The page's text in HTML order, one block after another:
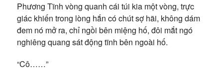
Phương Tĩnh vòng quanh cái túi kia một vòng, trực
giác khiến trong lòng hắn có chút sợ hãi, không dám
đem nó mở ra, chỉ ngồi bên miệng hố, đôi mắt ngó
nghiêng quang sát động tĩnh bên ngoài hố.
“Cô……”